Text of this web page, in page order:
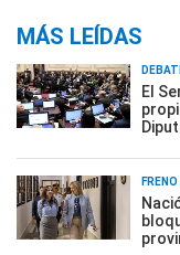
MÁS LEÍDAS
El